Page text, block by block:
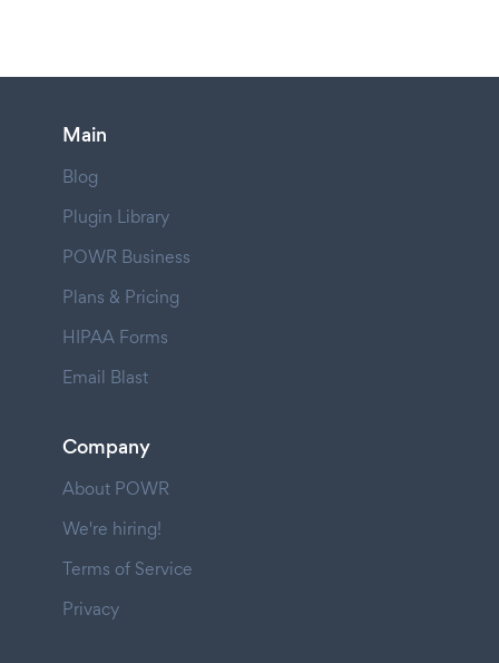
Main
Blog
Plugin Library
POWR Business
Plans & Pricing
HIPAA Forms
Email Blast
Company
About POWR
We're hiring!
Terms of Service
Privacy